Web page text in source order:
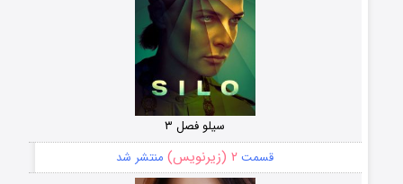
سیلو فصل ۳
قسمت ۲ (زیرنویس) منتشر شد